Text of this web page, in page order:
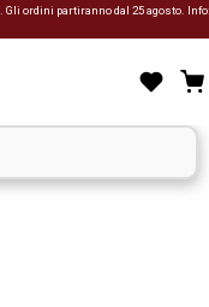
. Gli ordini partiranno dal 25 agosto. Info: